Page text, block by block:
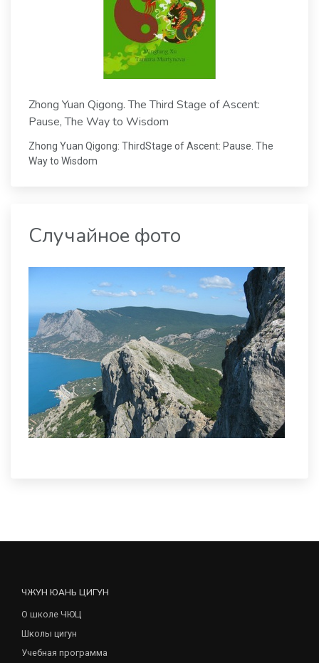
Zhong Yuan Qigong. The Third Stage of Ascent:
Pause, The Way to Wisdom
Zhong Yuan Qigong: ThirdStage of Ascent: Pause. The
Way to Wisdom
Случайное фото
ЧЖУН ЮАНЬ ЦИГУН
О школе ЧЮЦ
Школы цигун
Учебная программа